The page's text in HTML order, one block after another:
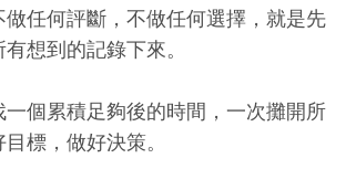
任何評斷，不做任何選擇，就是先
想到的記錄下來。
個累積足夠後的時間，一次攤開所
標，做好決策。